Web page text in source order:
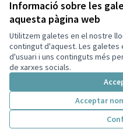
Informació sobre les
aquesta pàgina web
Utilitzem galetes en el nostre
contingut d'aquest. Les
d'usuari i uns continguts més
de xarxes socials.
Acceptar
Termes i condicions d'ús
Configuració de les galetes
Decidim Sant Cugat a X
(Enllaç extern)
Decidim Sant Cugat a
Decidim Sant Cugat a
Decidim Sant
(Enllaç extern)
Web creada ambprogramari lliure